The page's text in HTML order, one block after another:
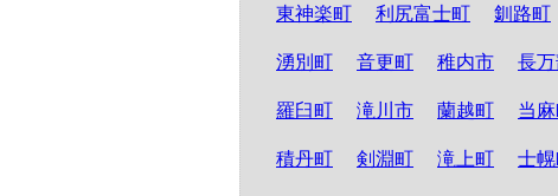
東神楽町 利尻富士町 釧路町
湧別町 音更町 稚内市 長
羅臼町 滝川市 蘭越町 当
積丹町 剣淵町 滝上町 士